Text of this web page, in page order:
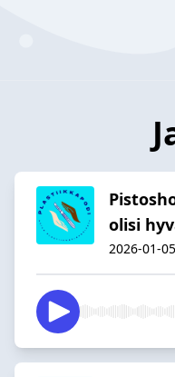
olisi
2026-01-05